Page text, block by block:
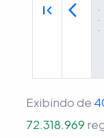
first_page arrow_back_ios
.
.
.
Exibindo de
72.318.969